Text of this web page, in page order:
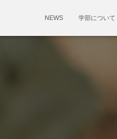
NEWS 学部について